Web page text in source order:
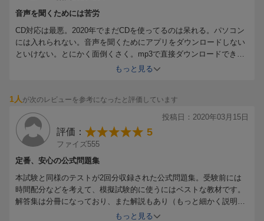
音声を聞くためには苦労
CD対応は最悪。2020年でまだCDを使ってるのは呆れる。パソコン
には入れられない。音声を聞くためにアプリをダウンロードしない
といけない。とにかく面倒くさく。mp3で直接ダウンロードできな
もっと見る
1人 が次のレビューを参考になったと評価しています
投稿日：2020年03月15日
評価： 5
ファイズ555
定番、安心の公式問題集
本試験と同様のテストが2回分収録された公式問題集。受験前には
時間配分などを考えて、模擬試験的に使うにはベストな教材です。
解答集は分冊になっており、また解説もあり（もっと細かく説明し
てくれてもいいとも思う箇所もありますが）、初心者から受験を重
もっと見る